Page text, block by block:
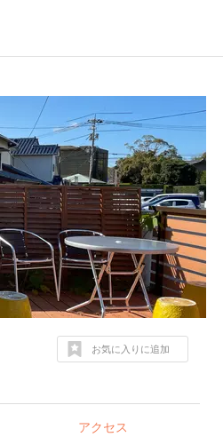
お気に入りに追加
アクセス